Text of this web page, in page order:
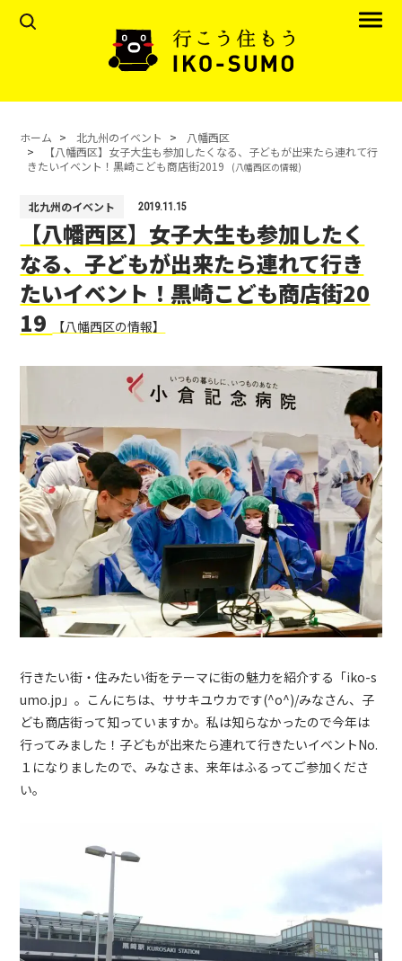
ホーム 北九州のイベント
八幡西区
【八幡西区】女子大生も参加したくなる、子どもが出来たら連れて行
きたいイベント！黒崎こども商店街2019
(八幡西区の情報)
北九州のイベント 2019.11.15
【八幡西区】女子大生も参加したく
なる、子どもが出来たら連れて行き
たいイベント！黒崎こども商店街20
19
【八幡西区の情報】
行きたい街・住みたい街をテーマに街の魅力を紹介する「iko-s
umo.jp 」。こんにちは、ササキユウカです(^o^)/みなさん、子
ども商店街って知っていますか。私は知らなかったので今年は
行ってみました！子どもが出来たら連れて行きたいイベントNo.
１になりましたので、みなさま、来年はふるってご参加くださ
い。